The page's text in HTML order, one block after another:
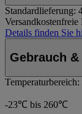
Standardlieferung:
Details finden Sie
Gebrauch
Temperaturbereich:
-23℃ bis 260℃